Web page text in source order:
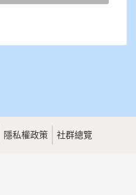
隱私權政策 社群總覽